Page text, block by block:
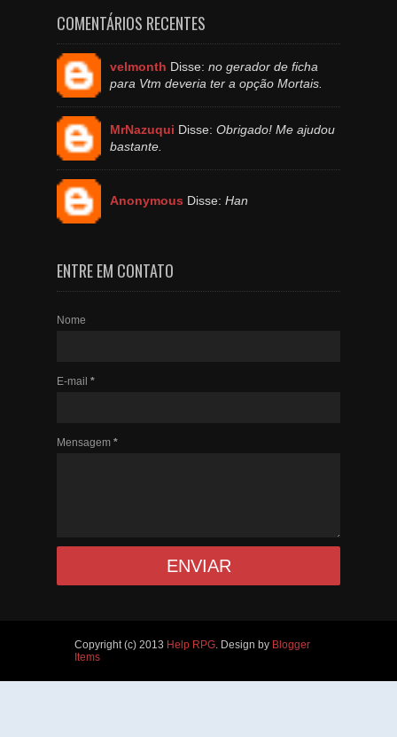
COMENTÁRIOS RECENTES
velmonth Disse: no gerador de ficha
para Vtm deveria ter a opção Mortais.
MrNazuqui Disse: Obrigado! Me ajudou
bastante.
Anonymous Disse: Han
ENTRE EM CONTATO
Nome
E-mail *
Mensagem *
Copyright (c) 2013 Help RPG . Design by Blogger
Items